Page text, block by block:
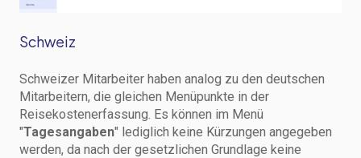
Schweiz
Schweizer Mitarbeiter haben analog zu den deutschen
Mitarbeitern, die gleichen Menüpunkte in der
Reisekostenerfassung. Es können im Menü
"Tagesangaben" lediglich keine Kürzungen angegeben
werden, da nach der gesetzlichen Grundlage keine